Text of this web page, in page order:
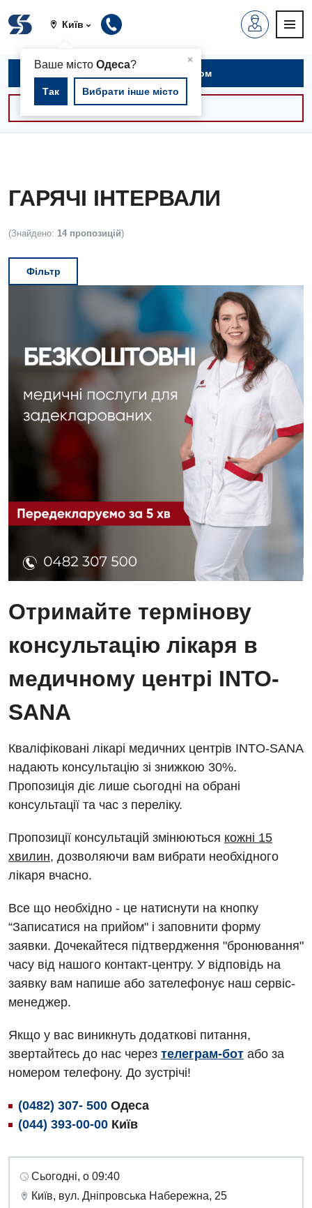
Київ
×
Ваше містоОдеса?
Так Вибрати інше місто
Вакансії
Заходи БПР
Програма лояльності
Відео
Діагностика
Діагностичне відділення
Інструментальна діагностика
УЗД
Декларування
Записатися на прийом
Консультації -30%
ГАРЯЧІ ІНТЕРВАЛИ
(Знайдено: 14 пропозицій)
Фільтр
Отримайте термінову
консультацію лікаря в
медичному центрі INTO-
SANA
Кваліфіковані лікарі медичних центрів INTO-SANA
надають консультацію зі знижкою 30%.
Пропозиція діє лише сьогодні на обрані
консультації та час з переліку.
Пропозиції консультацій змінюються кожні 15
хвилин, дозволяючи вам вибрати необхідного
лікаря вчасно.
Все що необхідно - це натиснути на кнопку
“Записатися на прийом" і заповнити форму
заявки. Дочекайтеся підтвердження "бронювання"
часу від нашого контакт-центру. У відповідь на
заявку вам напише або зателефонує наш сервіс-
менеджер.
Якщо у вас виникнуть додаткові питання,
звертайтесь до нас через телеграм-бот або за
номером телефону. До зустрічі!
(0482) 307- 500 Одеса
(044) 393-00-00 Київ
Сьогодні, о 09:40
Київ, вул. Дніпровська Набережна, 25